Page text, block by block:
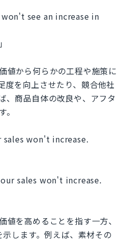
see an increase in
値から何らかの工程や施策に
度を向上させたり、競合他社
、商品自体の改良や、アフタ
won't increase.
sales won't increase.
を高めることを指す一方、
します。例えば、素材その